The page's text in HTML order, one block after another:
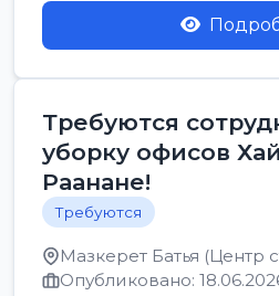
Требуются
уборку офисов
Раанане!
Требуются
Мазкерет Батья (Центр
Опубликовано: